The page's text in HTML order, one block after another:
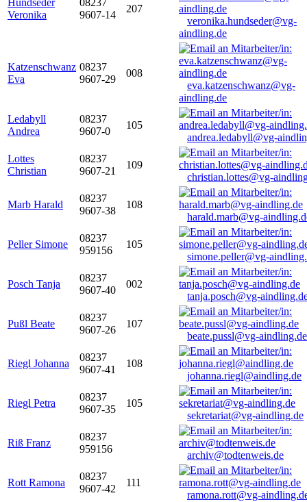
Hundseder
Veronika
08237
9607-14
207
veronika.hundseder@vg-
aindling.de
Katzenschwanz
Eva
08237
9607-29
008
eva.katzenschwanz@vg-
aindling.de
Ledabyll
Andrea
08237
9607-0
105
andrea.ledabyll@vg-
Lottes
Christian
08237
9607-21
109
christian.lottes@vg-
Marb Harald
08237
9607-38
108
harald.marb@vg-
Peller Simone
08237
959156
105
simone.peller@vg-
Posch Tanja
08237
9607-40
002
tanja.posch@vg-
Pußl Beate
08237
9607-26
107
beate.pussl@vg-aindling.de
Riegl Johanna
08237
9607-41
108
johanna.riegl@aindling.de
Riegl Petra
08237
9607-35
105
sekretariat@vg-aindling.de
Riß Franz
08237
959156
archiv@todtenweis.de
Rott Ramona
08237
9607-42
111
ramona.rott@vg-